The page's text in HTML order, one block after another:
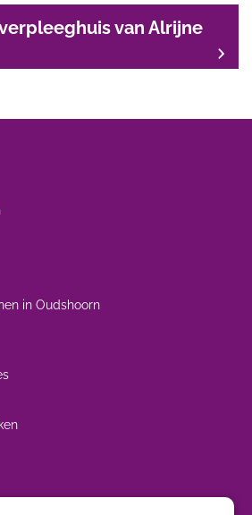
van Alrijne
in Oudshoorn